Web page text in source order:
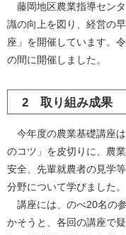
藤岡地区農業指導セン
識の向上を図り、経営の
座」を開催しています。
の間に開催しました。
2 取り組み成果
今年度の農業基礎講座
のコツ」を皮切りに、農
安全、先輩就農者の見学
分野について学びました。
講座には、のべ20名の
かそうと、各回の講座で